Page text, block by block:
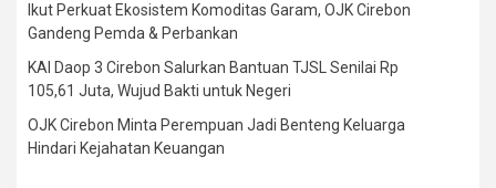
Ikut Perkuat Ekosistem Komoditas Garam, OJK Cirebon
Gandeng Pemda & Perbankan
KAI Daop 3 Cirebon Salurkan Bantuan TJSL Senilai Rp
105,61 Juta, Wujud Bakti untuk Negeri
OJK Cirebon Minta Perempuan Jadi Benteng Keluarga
Hindari Kejahatan Keuangan